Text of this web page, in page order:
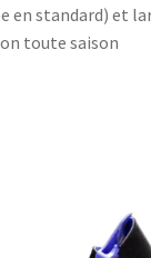
en standard) et
toute saison